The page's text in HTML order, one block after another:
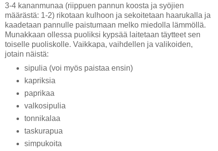
3-4 kananmunaa (riippuen pannun koosta ja syöjien
määrästä: 1-2) rikotaan kulhoon ja sekoitetaan haarukalla ja
kaadetaan pannulle paistumaan melko miedolla lämmöllä.
Munakkaan ollessa puoliksi kypsää laitetaan täytteet sen
toiselle puoliskolle. Vaikkapa, vaihdellen ja valikoiden,
jotain näistä:
sipulia (voi myös paistaa ensin)
kapriksia
paprikaa
valkosipulia
tonnikalaa
taskurapua
simpukoita